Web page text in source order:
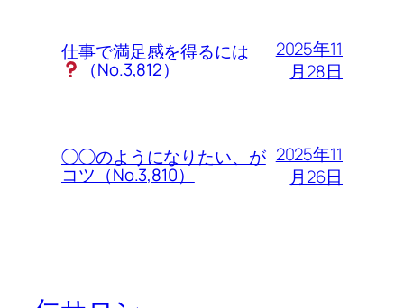
仕事で満足感を得るには
（No.3,812）
2025年11
月28日
◯◯のようになりたい、が
コツ（No.3,810）
2025年11
月26日